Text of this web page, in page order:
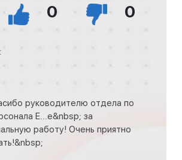
0 0
руководителю отдела по
Е...е&nbsp; за
работу! Очень приятно